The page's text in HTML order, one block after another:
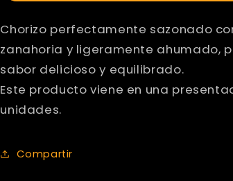
Zanah-
Ahumad
X
600
Zanah-
Ahumad
X
Chorizo perfectamente sazonado
zanahoria y ligeramente ahumado,
sabor delicioso y equilibrado.
Este producto viene en una
unidades.
Compartir